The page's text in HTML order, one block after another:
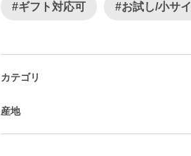
#ギフト対応可 #お試し/小サ
カテゴリ
産地